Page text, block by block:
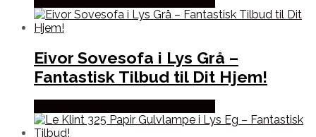
Eivor Sovesofa i Lys Grå –
Fantastisk Tilbud til Dit Hjem!